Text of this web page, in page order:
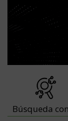
Búsqueda